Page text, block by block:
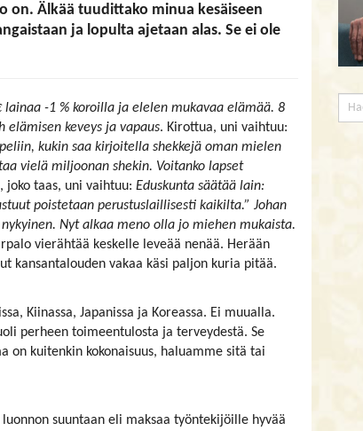
on. Älkää tuudittako minua kesäiseen
ja lopulta ajetaan alas. Se ei ole
-1 % koroilla ja elelen mukavaa elämää. 8
elämisen keveys ja vapaus. Kirottua, uni vaihtuu:
kukin saa kirjoitella shekkejä oman mielen
vielä miljoonan shekin. Voitanko lapset
joko taas, uni vaihtuu: Eduskunta säätää lain:
poistetaan perustuslaillisesti kaikilta.” Johan
Nyt alkaa meno olla jo miehen mukaista.
vierähtää keskelle leveää nenää. Herään
kansantalouden vakaa käsi paljon kuria pitää.
Kiinassa, Japanissa ja Koreassa. Ei muualla.
perheen toimeentulosta ja terveydestä. Se
on kuitenkin kokonaisuus, haluamme sitä tai
suuntaan eli maksaa työntekijöille hyvää